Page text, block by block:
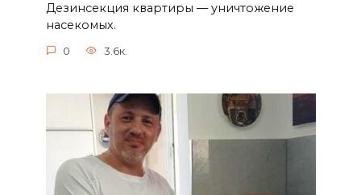
Дезинсекция квартиры — уничтожение
насекомых.
0 3.6к.